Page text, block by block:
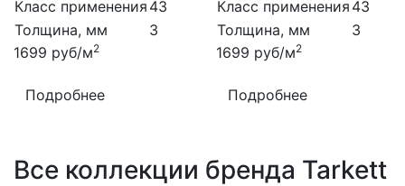
Класс применения 43
Толщина, мм
3
1699 руб/м2
Подробнее
Класс применения 43
Толщина, мм
3
1699 руб/м2
Подробнее
Все коллекции бренда Tarkett